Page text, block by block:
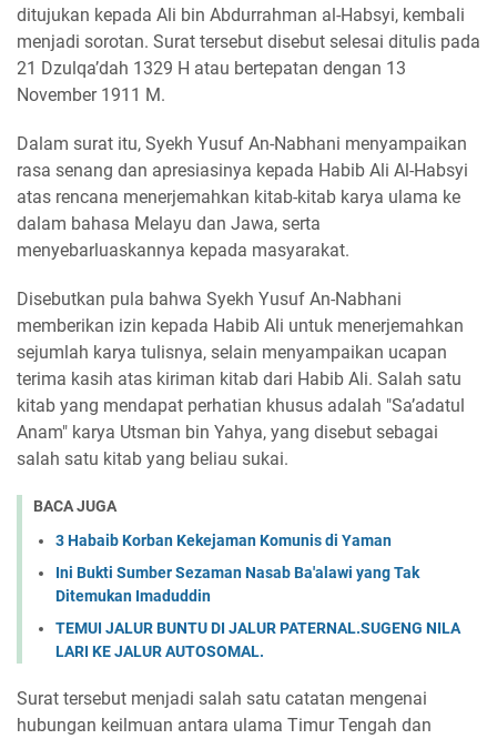
ditujukan kepada Ali bin Abdurrahman al-Habsyi, kembali
menjadi sorotan. Surat tersebut disebut selesai ditulis pada
21 Dzulqa’dah 1329 H atau bertepatan dengan 13
November 1911 M.
Dalam surat itu, Syekh Yusuf An-Nabhani menyampaikan
rasa senang dan apresiasinya kepada Habib Ali Al-Habsyi
atas rencana menerjemahkan kitab-kitab karya ulama ke
dalam bahasa Melayu dan Jawa, serta
menyebarluaskannya kepada masyarakat.
Disebutkan pula bahwa Syekh Yusuf An-Nabhani
memberikan izin kepada Habib Ali untuk menerjemahkan
sejumlah karya tulisnya, selain menyampaikan ucapan
terima kasih atas kiriman kitab dari Habib Ali. Salah satu
kitab yang mendapat perhatian khusus adalah "Sa’adatul
Anam" karya Utsman bin Yahya, yang disebut sebagai
salah satu kitab yang beliau sukai.
BACA JUGA
3 Habaib Korban Kekejaman Komunis di Yaman
Ini Bukti Sumber Sezaman Nasab Ba'alawi yang Tak
Ditemukan Imaduddin
TEMUI JALUR BUNTU DI JALUR PATERNAL.SUGENG NILA
LARI KE JALUR AUTOSOMAL.
Surat tersebut menjadi salah satu catatan mengenai
hubungan keilmuan antara ulama Timur Tengah dan